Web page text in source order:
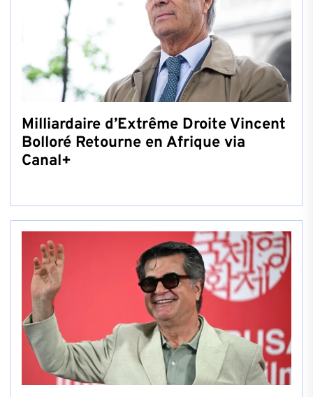
Milliardaire d’Extrême Droite Vincent
Bolloré Retourne en Afrique via
Canal+